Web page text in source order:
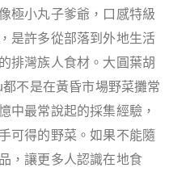
極小丸子爹爺，口感特級
是許多從部落到外地生活
排灣族人食材。大圓葉胡
不是在黃昏市場野菜攤常
中最常說起的採集經驗，
可得的野菜。如果不能隨
，讓更多人認識在地食